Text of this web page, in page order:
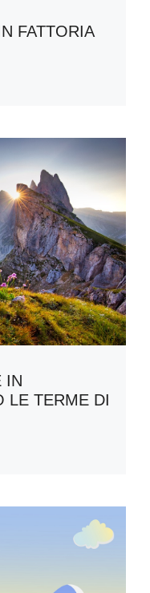
FATTORIA
IN
LE TERME DI